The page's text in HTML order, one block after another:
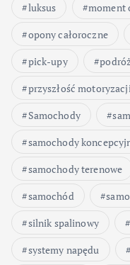
luksus
moment
opony całoroczne
pick-upy
przyszłość
Samochody
samochody
samochody terenowe
samochód
silnik spalinowy
systemy napędu